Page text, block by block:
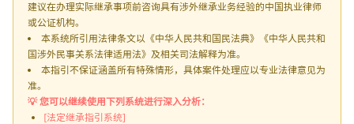
建议在办理实际继承事项前咨询具有涉外继承业务经验的中国执业律师
或公证机构。
本系统所引用法律条文以《中华人民共和国民法典》《中华人民共和
国涉外民事关系法律适用法》及相关司法解释为准。
本指引不保证涵盖所有特殊情形，具体案件处理应以专业法律意见为
准。
💡 您可以继续使用下列系统进行深入分析：
[法定继承指引系统]